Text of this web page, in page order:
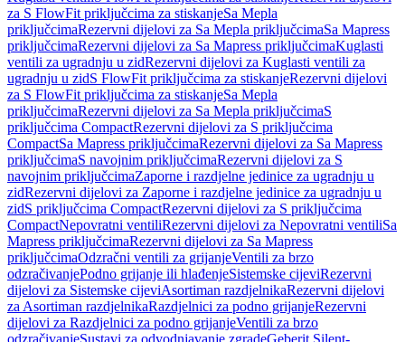
za S FlowFit priključcima za stiskanjeSa Mepla
priključcimaRezervni dijelovi za Sa Mepla priključcimaSa Mapress
priključcimaRezervni dijelovi za Sa Mapress priključcimaKuglasti
ventili za ugradnju u zidRezervni dijelovi za Kuglasti ventili za
ugradnju u zidS FlowFit priključcima za stiskanjeRezervni dijelovi
za S FlowFit priključcima za stiskanjeSa Mepla
priključcimaRezervni dijelovi za Sa Mepla priključcimaS
priključcima CompactRezervni dijelovi za S priključcima
CompactSa Mapress priključcimaRezervni dijelovi za Sa Mapress
priključcimaS navojnim priključcimaRezervni dijelovi za S
navojnim priključcimaZaporne i razdjelne jedinice za ugradnju u
zidRezervni dijelovi za Zaporne i razdjelne jedinice za ugradnju u
zidS priključcima CompactRezervni dijelovi za S priključcima
CompactNepovratni ventiliRezervni dijelovi za Nepovratni ventiliSa
Mapress priključcimaRezervni dijelovi za Sa Mapress
priključcimaOdzračni ventili za grijanjeVentili za brzo
odzračivanjePodno grijanje ili hlađenjeSistemske cijeviRezervni
dijelovi za Sistemske cijeviAsortiman razdjelnikaRezervni dijelovi
za Asortiman razdjelnikaRazdjelnici za podno grijanjeRezervni
dijelovi za Razdjelnici za podno grijanjeVentili za brzo
odzračivanjeSustavi za odvodnjavanje zgradeGeberit Silent-